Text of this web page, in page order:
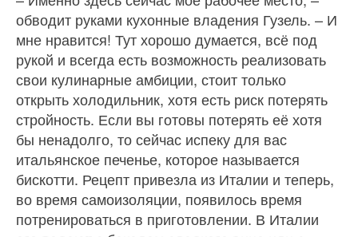
обво­дит руками кухонные владения Гузель. – И
мне нра­вится! Тут хорошо думается, всё под
рукой и всегда есть возможность реализовать
свои кулинарные амбиции, стоит только
открыть холодильник, хотя есть риск потерять
стройность. Если вы готовы потерять её хотя
бы ненадолго, то сейчас испеку для вас
итальянское печенье, которое называется
бискотти. Рецепт привезла из Италии и теперь,
во время самоизоляции, появилось время
потре­нироваться в приготовлении. В Италии